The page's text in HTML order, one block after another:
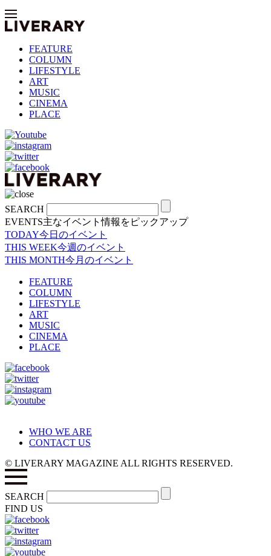
FEATURE
COLUMN
LIFESTYLE
ART
MUSIC
CINEMA
PLACE
SEARCH
EVENTS主なイベント情報をピックアップ
TODAY今日のイベント
THIS WEEK今週のイベント
THIS MONTH今月のイベント
FEATURE
COLUMN
LIFESTYLE
ART
MUSIC
CINEMA
PLACE
WHO WE ARE
CONTACT US
© LIVERARY MAGAZINE ALL RIGHTS RESERVED.
SEARCH
FIND US